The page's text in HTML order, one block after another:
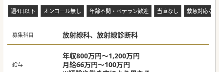
センターとの密接な連携体制のもと運営されております。
■最寄り駅から徒歩10分圏内に位置する利便性の高さを備
週4日以下 オンコール無し 年齢不問・ベテラン歓迎 当直なし 救急対応なし
募集科目 放射線科、放射線診断科
給与
年収800万円～1,200万円
月給66万円～100万円